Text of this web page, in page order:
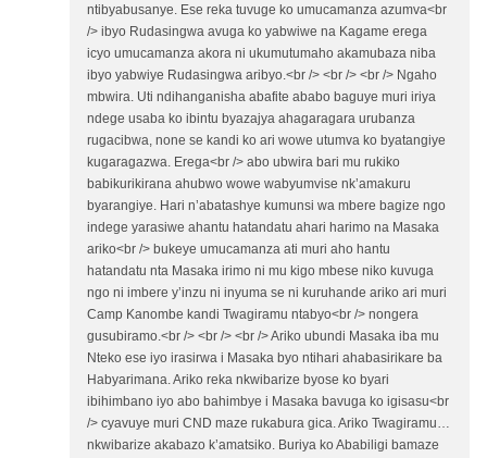
ntibyabusanye. Ese reka tuvuge ko umucamanza azumva<br
/> ibyo Rudasingwa avuga ko yabwiwe na Kagame erega
icyo umucamanza akora ni ukumutumaho akamubaza niba
ibyo yabwiye Rudasingwa aribyo.<br /> <br /> <br /> Ngaho
mbwira. Uti ndihanganisha abafite ababo baguye muri iriya
ndege usaba ko ibintu byazajya ahagaragara urubanza
rugacibwa, none se kandi ko ari wowe utumva ko byatangiye
kugaragazwa. Erega<br /> abo ubwira bari mu rukiko
babikurikirana ahubwo wowe wabyumvise nk’amakuru
byarangiye. Hari n’abatashye kumunsi wa mbere bagize ngo
indege yarasiwe ahantu hatandatu ahari harimo na Masaka
ariko<br /> bukeye umucamanza ati muri aho hantu
hatandatu nta Masaka irimo ni mu kigo mbese niko kuvuga
ngo ni imbere y’inzu ni inyuma se ni kuruhande ariko ari muri
Camp Kanombe kandi Twagiramu ntabyo<br /> nongera
gusubiramo.<br /> <br /> <br /> Ariko ubundi Masaka iba mu
Nteko ese iyo irasirwa i Masaka byo ntihari ahabasirikare ba
Habyarimana. Ariko reka nkwibarize byose ko byari
ibihimbano iyo abo bahimbye i Masaka bavuga ko igisasu<br
/> cyavuye muri CND maze rukabura gica. Ariko Twagiramu…
nkwibarize akabazo k’amatsiko. Buriya ko Ababiligi bamaze